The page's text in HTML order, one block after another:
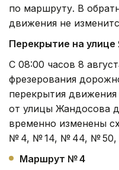
по маршруту. В
движения не
Перекрытие на улице
С 08:00 часов 8
фрезерования
перекрытия движения
от улицы Жандосова
временно изменены
№ 4, № 14, № 44, № 50,
Маршрут № 4